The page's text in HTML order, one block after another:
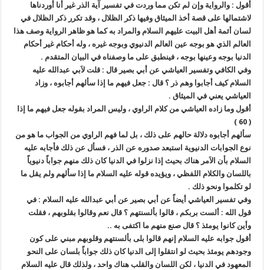
أقول : والرواية وإن لم تكن مما وردت في تفسير آية الذر غير أنا أوردناها
لاشتمالها على قصة أخذ الميثاق وفيها ذكر الظلال ، وقد تكرر ذكر الظلال في
لسان أئمة أهل البيت عليهم السلام والمراد به كما هو ظاهر الرواية وصف هذا
العالم الذي هو بوجه عين العالم الدنيوي وبوجه غيره ، وله أحكام غير أحكام
الدنيا بوجه وعينها بوجه ، فينطبق على ما وصفناه في البيان المتقدم .
وفي الكافي وتفسير العياشي عن أبي بصير قال : قلت لاَبي عبدالله عليه
السلام كيف أجابوا وهم ذر ؟ قال : جعل فيهم ما إذا سألهم أجابوه ، وزاد
العياشي يعني في الميثاق .
أقول وما زاده العياشي من كلام الراوي ، وليس المراد بقوله جعل فيهم ما إذا
( 60 )
سألهم أجابوه دلالة حالهم على ذلك ، بل لما فهم الراوي من الجواب ما هو من
نوع الجوابات الدنيوية استبعد صدوره عن الذر ، فسأل عن ذلك فأجابه عليه
السلام بأن الاَمر هناك بحيث إذا نزلوا في الدنيا كان ذلك منهم جواباً دنيوياً
باللسان والكلام اللفظي ، ويؤيده قوله عليه السلام ما إذا سألهم ولم يقل ما
لو تكلموا ونحو ذلك .
وفي تفسير العياشي أيضاً عن أبي بصير عن أبي عبدالله عليه السلام : في
قول الله : ألست بربكم ، قالوا بألسنتهم ؟ قال نعم وقالوا بقلوبهم ، فقلت
وأين كانوا يومئذ ؟ قال صنع منهم ما اكتفى به ..
أقول جوابه عليه السلام إنهم قالوا بلى بألسنتهم وقلوبهم مبني على كون
وجودهم يومئذ بحيث لو انتقلوا إلى الدنيا كان ذلك جواباً بلسان على النحو
المعهود في الدنيا ، لكن اللسان والقلب هناك واحد ، ولذلك قال عليه السلام